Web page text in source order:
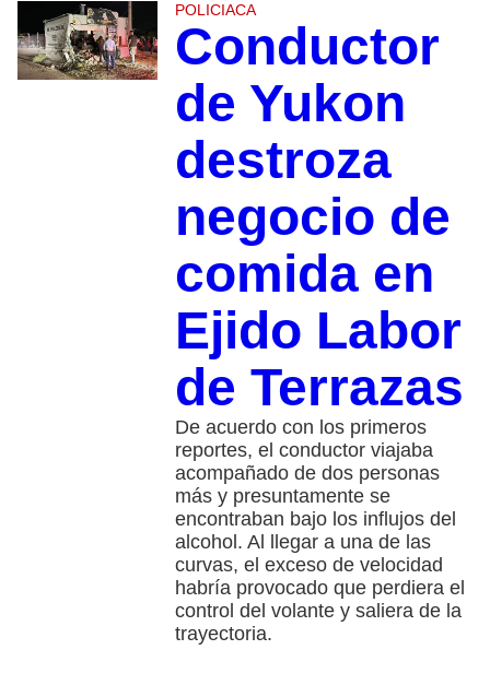
POLICIACA
Conductor
de Yukon
destroza
negocio de
comida en
Ejido Labor
de Terrazas
De acuerdo con los primeros
reportes, el conductor viajaba
acompañado de dos personas
más y presuntamente se
encontraban bajo los influjos del
alcohol. Al llegar a una de las
curvas, el exceso de velocidad
habría provocado que perdiera el
control del volante y saliera de la
trayectoria.